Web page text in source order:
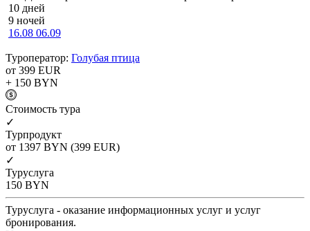
10 дней
9 ночей
16.08 06.09
Туроператор: Голубая птица
от 399 EUR
+ 150 BYN
Cтоимость тура
✓
Турпродукт
от 1397 BYN (399 EUR)
✓
Туруслуга
150 BYN
Туруслуга - оказание информационных услуг и услуг
бронирования.